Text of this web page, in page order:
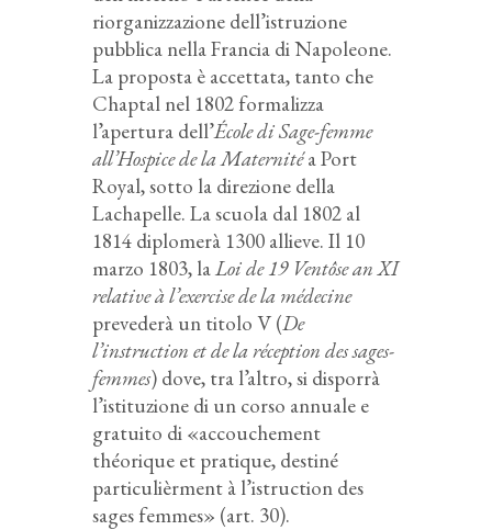
riorganizzazione dell’istruzione
pubblica nella Francia di Napoleone.
La proposta è accettata, tanto che
Chaptal nel 1802 formalizza
l’apertura dell’École di Sage-femme
all’Hospice de la Maternitéa Port
Royal, sotto la direzione della
Lachapelle. La scuola dal 1802 al
1814 diplomerà 1300 allieve. Il 10
marzo 1803, laLoi de 19 Ventôse an XI
relative à l’exercise de la médecine
prevederà un titolo V (De
l’instruction et de la réception des sages-
femmes) dove, tra l’altro, si disporrà
l’istituzione di un corso annuale e
gratuito di «accouchement
théorique et pratique, destiné
particulièrment à l’istruction des
sages femmes» (art. 30).